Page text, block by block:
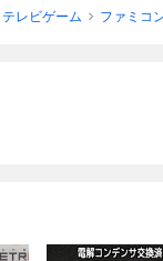
テレビゲーム ファミコ